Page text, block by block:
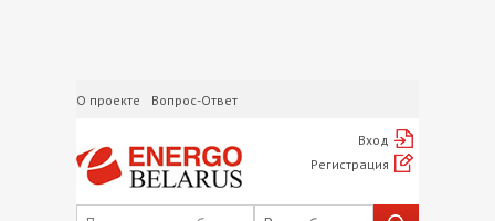
О проекте Вопрос-Ответ
Вход
Регистрация